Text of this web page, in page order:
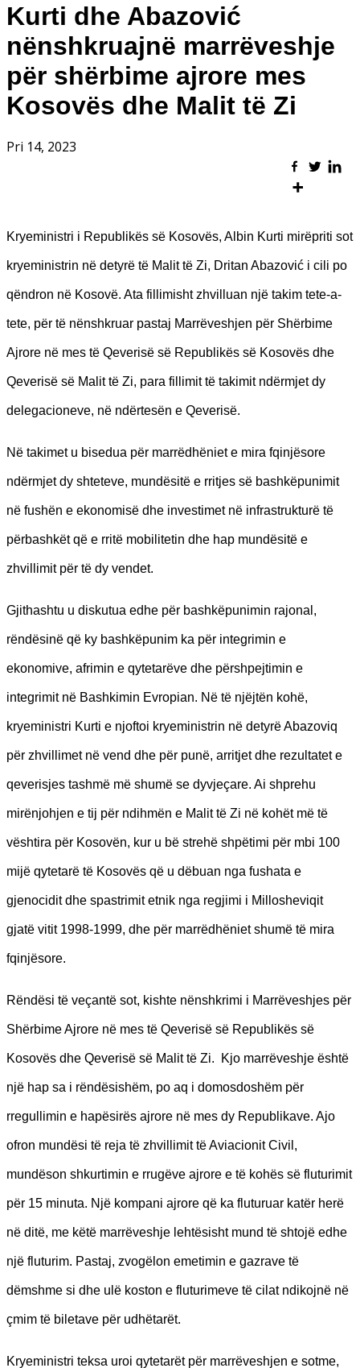
Kurti dhe Abazović
nënshkruajnë marrëveshje
për shërbime ajrore mes
Kosovës dhe Malit të Zi
Pri 14, 2023
Kryeministri i Republikës së Kosovës, Albin Kurti mirëpriti sot
kryeministrin në detyrë të Malit të Zi, Dritan Abazović i cili po
qëndron në Kosovë. Ata fillimisht zhvilluan një takim tete-a-
tete, për të nënshkruar pastaj Marrëveshjen për Shërbime
Ajrore në mes të Qeverisë së Republikës së Kosovës dhe
Qeverisë së Malit të Zi, para fillimit të takimit ndërmjet dy
delegacioneve, në ndërtesën e Qeverisë.
Në takimet u bisedua për marrëdhëniet e mira fqinjësore
ndërmjet dy shteteve, mundësitë e rritjes së bashkëpunimit
në fushën e ekonomisë dhe investimet në infrastrukturë të
përbashkët që e rritë mobilitetin dhe hap mundësitë e
zhvillimit për të dy vendet.
Gjithashtu u diskutua edhe për bashkëpunimin rajonal,
rëndësinë që ky bashkëpunim ka për integrimin e
ekonomive, afrimin e qytetarëve dhe përshpejtimin e
integrimit në Bashkimin Evropian. Në të njëjtën kohë,
kryeministri Kurti e njoftoi kryeministrin në detyrë Abazoviq
për zhvillimet në vend dhe për punë, arritjet dhe rezultatet e
qeverisjes tashmë më shumë se dyvjeçare. Ai shprehu
mirënjohjen e tij për ndihmën e Malit të Zi në kohët më të
vështira për Kosovën, kur u bë strehë shpëtimi për mbi 100
mijë qytetarë të Kosovës që u dëbuan nga fushata e
gjenocidit dhe spastrimit etnik nga regjimi i Millosheviqit
gjatë vitit 1998-1999, dhe për marrëdhëniet shumë të mira
fqinjësore.
Rëndësi të veçantë sot, kishte nënshkrimi i Marrëveshjes për
Shërbime Ajrore në mes të Qeverisë së Republikës së
Kosovës dhe Qeverisë së Malit të Zi. Kjo marrëveshje është
një hap sa i rëndësishëm, po aq i domosdoshëm për
rregullimin e hapësirës ajrore në mes dy Republikave. Ajo
ofron mundësi të reja të zhvillimit të Aviacionit Civil,
mundëson shkurtimin e rrugëve ajrore e të kohës së fluturimit
për 15 minuta. Një kompani ajrore që ka fluturuar katër herë
në ditë, me këtë marrëveshje lehtësisht mund të shtojë edhe
një fluturim. Pastaj, zvogëlon emetimin e gazrave të
dëmshme si dhe ulë koston e fluturimeve të cilat ndikojnë në
çmim të biletave për udhëtarët.
Kryeministri teksa uroi qytetarët për marrëveshjen e sotme,